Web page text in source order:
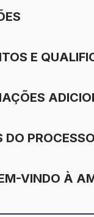
E
DO PROCESSO
VINDO À